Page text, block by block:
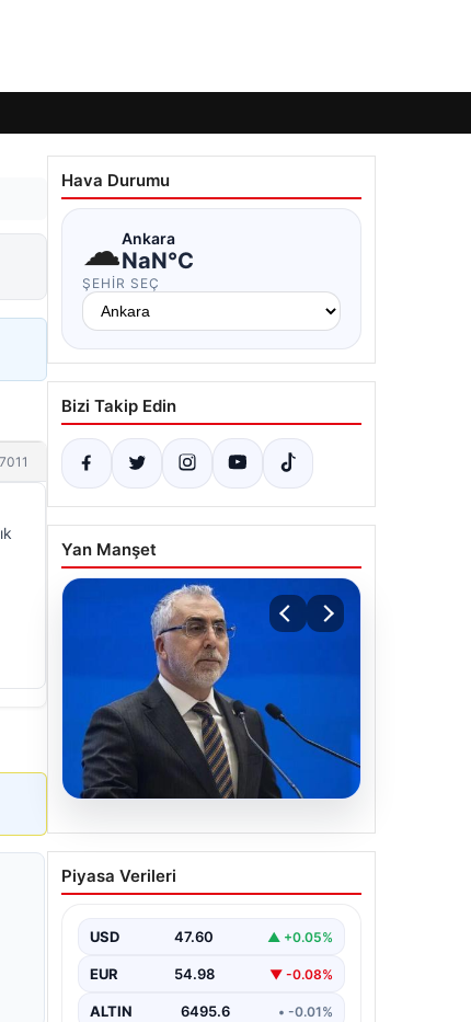
Hava Durumu
☁Ankara
NaN°C
ŞEHIR SEÇ
Bizi Takip Edin
Yan Manşet
07.08.2026
Bakan Işıkhan açıkladı!
Tekstil sektörüne yönelik
imzalandı
Bakanlıktan yapılan açıklamaya göre,
imza törenine Çalışma ve Sosyal
Piyasa Verileri
USD 47.60 ▲ +0.05%
EUR 54.98 ▼ -0.08%
ALTIN 6495.6 • -0.01%